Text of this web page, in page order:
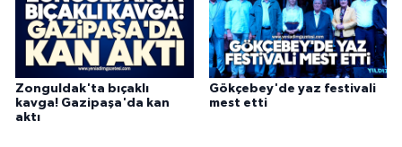
Zonguldak'ta bıçaklı
kavga! Gazipaşa'da kan
aktı
Gökçebey'de yaz festivali
mest etti